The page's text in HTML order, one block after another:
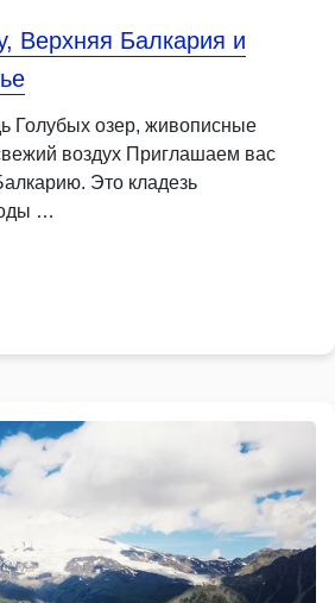
Верхняя Балкария и
Голубых озер, живописные
воздух Приглашаем вас
Это кладезь
…